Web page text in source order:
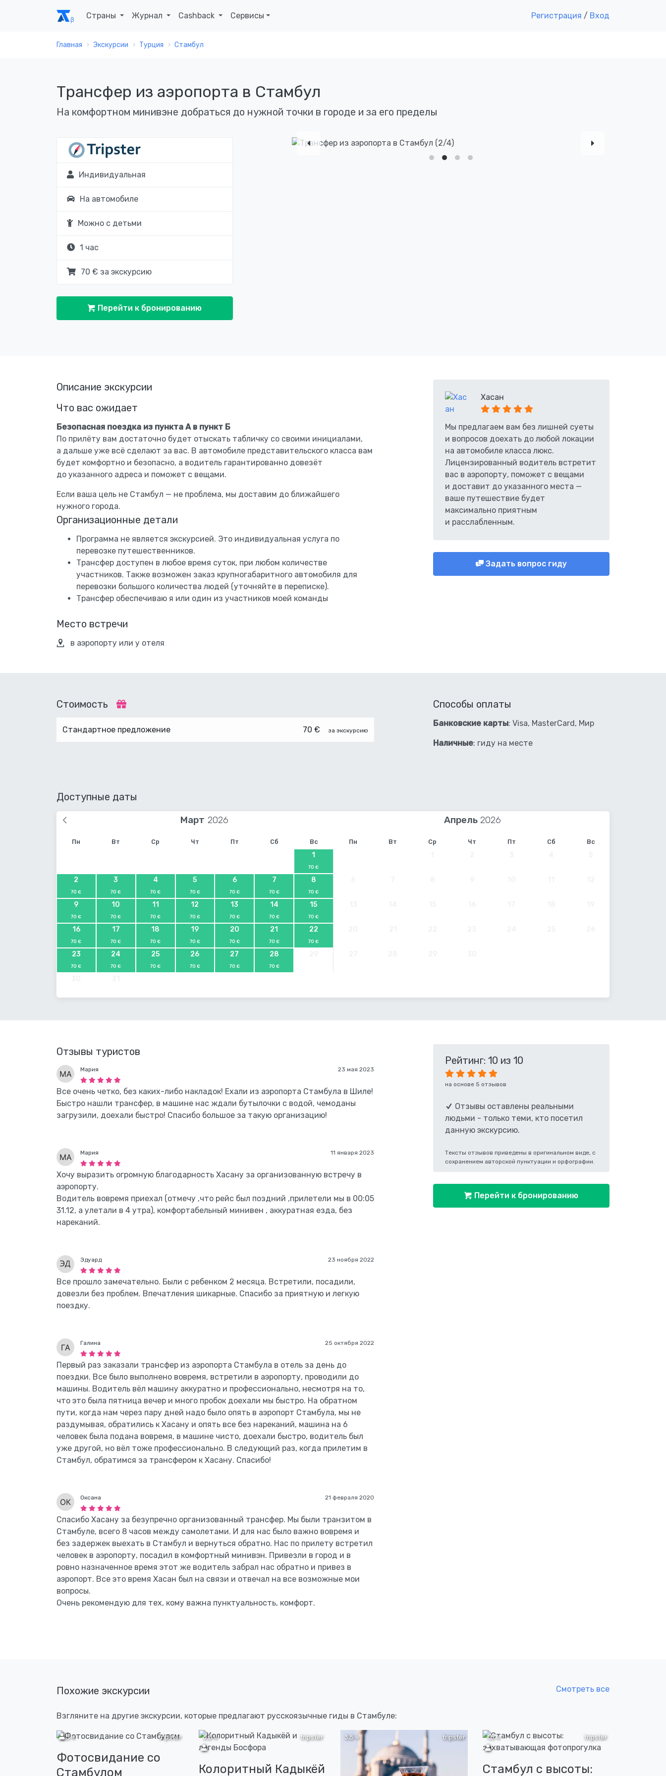
Страны Журнал Cashback Сервисы Регистрация / Вход
Главная Экскурсии Турция Стамбул
Трансфер из аэропорта в Стамбул
На комфортном минивэне добраться до нужной точки в городе и за его пределы
Индивидуальная
На автомобиле
Можно с детьми
1 час
70 € за экскурсию
Перейти к бронированию
Описание экскурсии
Что вас ожидает
Безопасная поездка из пункта А в пункт Б
По прилёту вам достаточно будет отыскать табличку со своими инициалами,
а дальше уже всё сделают за вас. В автомобиле представительского класса вам
будет комфортно и безопасно, а водитель гарантированно довезёт
до указанного адреса и поможет с вещами.
Если ваша цель не Стамбул — не проблема, мы доставим до ближайшего
нужного города.
Организационные детали
Программа не является экскурсией. Это индивидуальная услуга по
перевозке путешественников.
Трансфер доступен в любое время суток, при любом количестве
участников. Также возможен заказ крупногабаритного автомобиля для
перевозки большого количества людей (уточняйте в переписке).
Трансфер обеспечиваю я или один из участников моей команды
Место встречи
в аэропорту или у отеля
Хасан
Мы предлагаем вам без лишней суеты
и вопросов доехать до любой локации
на автомобиле класса люкс.
Лицензированный водитель встретит
вас в аэропорту, поможет с вещами
и доставит до указанного места —
ваше путешествие будет
максимально приятным
и расслабленным.
Задать вопрос гиду
Стоимость
Стандартное предложение 70 € за экскурсию
Способы оплаты
Банковские карты: Visa, MasterCard, Мир
Наличные: гиду на месте
Доступные даты
Март Апрель
Пн Вт Ср Чт Пт Сб Вс Пн Вт Ср Чт Пт Сб Вс
1
70 €
2
70 €
3
70 €
4
70 €
5
70 €
6
70 €
7
70 €
8
70 €
9
70 €
10
70 €
11
70 €
12
70 €
13
70 €
14
70 €
15
70 €
16
70 €
17
70 €
18
70 €
19
70 €
20
70 €
21
70 €
22
70 €
23
70 €
24
70 €
25
70 €
26
70 €
27
70 €
28
70 €
Отзывы туристов
23 мая 2023
Мария
Все очень четко, без каких-либо накладок! Ехали из аэропорта Стамбула в Шиле!
Быстро нашли трансфер, в машине нас ждали бутылочки с водой, чемоданы
загрузили, доехали быстро! Спасибо большое за такую организацию!
11 января 2023
Мария
Хочу выразить огромную благодарность Хасану за организованную встречу в
аэропорту.
Водитель вовремя приехал (отмечу ,что рейс был поздний ,прилетели мы в 00:05
31.12, а улетали в 4 утра), комфортабельный минивен , аккуратная езда, без
нареканий.
23 ноября 2022
Эдуард
Все прошло замечательно. Были с ребенком 2 месяца. Встретили, посадили,
довезли без проблем. Впечатления шикарные. Спасибо за приятную и легкую
поездку.
25 октября 2022
Галина
Первый раз заказали трансфер из аэропорта Стамбула в отель за день до
поездки. Все было выполнено вовремя, встретили в аэропорту, проводили до
машины. Водитель вёл машину аккуратно и профессионально, несмотря на то,
что это была пятница вечер и много пробок доехали мы быстро. На обратном
пути, когда нам через пару дней надо было опять в аэропорт Стамбула, мы не
раздумывая, обратились к Хасану и опять все без нареканий, машина на 6
человек была подана вовремя, в машине чисто, доехали быстро, водитель был
уже другой, но вёл тоже профессионально. В следующий раз, когда прилетим в
Стамбул, обратимся за трансфером к Хасану. Спасибо!
21 февраля 2020
Оксана
Спасибо Хасану за безупречно организованный трансфер. Мы были транзитом в
Стамбуле, всего 8 часов между самолетами. И для нас было важно вовремя и
без задержек выехать в Стамбул и вернуться обратно. Нас по прилету встретил
человек в аэропорту, посадил в комфортный минивэн. Привезли в город и в
ровно назначенное время этот же водитель забрал нас обратно и привез в
аэропорт. Все это время Хасан был на связи и отвечал на все возможные мои
вопросы.
Очень рекомендую для тех, кому важна пунктуальность, комфорт.
Рейтинг: 10 из 10
на основе 5 отзывов
Отзывы оставлены реальными
людьми - только теми, кто посетил
данную экскурсию.
Тексты отзывов приведены в оригинальном виде, с
сохранением авторской пунктуации и орфографии.
Перейти к бронированию
Похожие экскурсии Смотреть все
Взгляните на другие экскурсии, которые предлагают русскоязычные гиды в Стамбуле:
tripster
2,5 ч
Фотосвидание со
Стамбулом
tripster
3,5 ч
Колоритный Кадыкёй
tripster
3,5 ч tripster
1,5 ч
Стамбул с высоты: